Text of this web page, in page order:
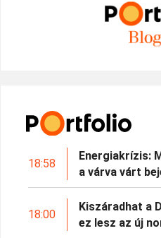
18:58
Energiakrízis:
a várva várt
18:00
Kiszáradhat a
ez lesz az új